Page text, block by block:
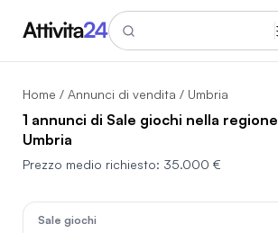
Home / Annunci di vendita / Umbria
1 annunci di Sale giochi nella regione
Umbria
Prezzo medio richiesto: 35.000 €
Sale giochi